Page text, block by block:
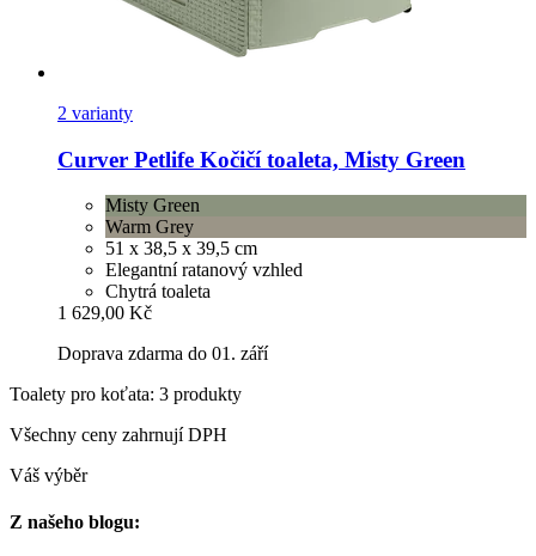
2 varianty
Curver Petlife Kočičí toaleta, Misty Green
Misty Green
Warm Grey
51 x 38,5 x 39,5 cm
Elegantní ratanový vzhled
Chytrá toaleta
1 629,00 Kč
Doprava zdarma do 01. září
Toalety pro koťata: 3 produkty
Všechny ceny zahrnují DPH
Váš výběr
Z našeho blogu: